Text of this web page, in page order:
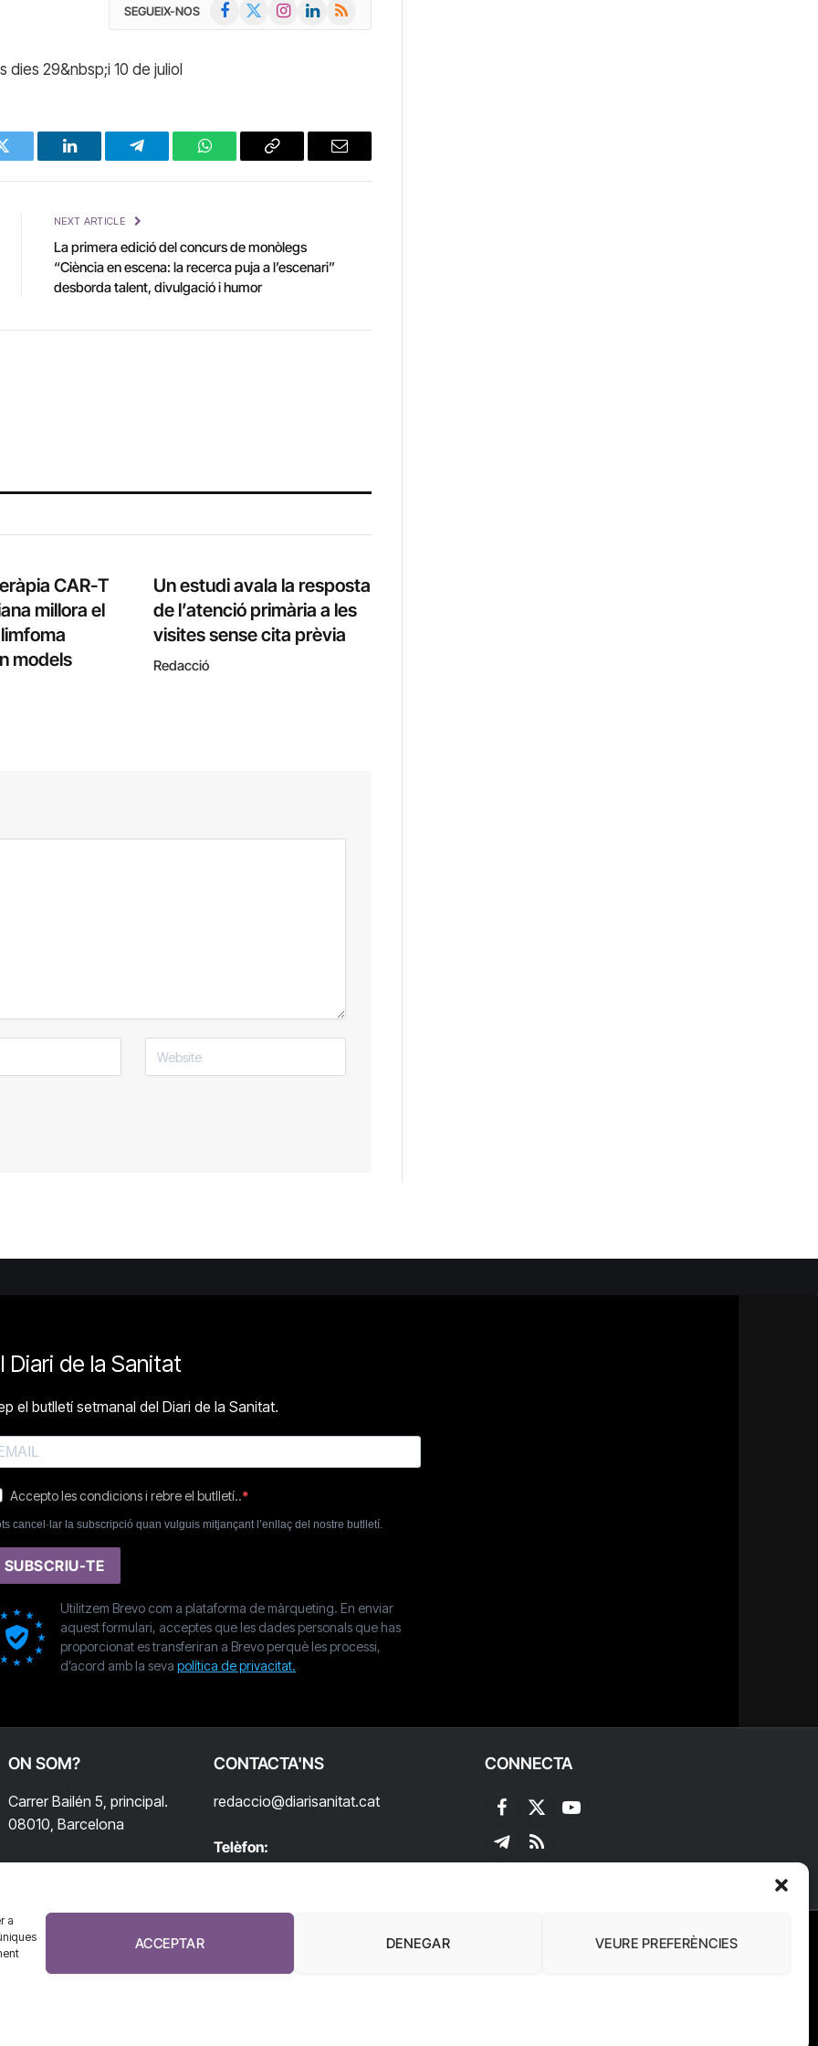
a
ACCEPTAR DENEGAR VEURE PREFERÈNCIES
SEGUEIX-NOS Facebook InstagramLinkedIn
RSS
29&nbsp;i 10 de juliol
Twitter LinkedIn Telegram WhatsAppCopy
Email
NEXT ARTICLE
La primera edició del concurs de monòlegs
“Ciència en escena: la recerca puja a l’escenari”
desborda talent, divulgació i humor
CAR-T
millora el
models
Un estudi avala la resposta
de l’atenció primària a les
visites sense cita prèvia
Redacció
Diari de la Sanitat
el butlletí setmanal del Diari de la Sanitat.
Accepto les condicions i rebre el butlletí..
cancel·lar la subscripció quan vulguis mitjançant l’enllaç del nostre butlletí.
SUBSCRIU-TE
Utilitzem Brevo com a plataforma de màrqueting. En enviar
aquest formulari, acceptes que les dades personals que has
proporcionat es transferiran a Brevo perquè les processi,
d’acord amb la seva política de privacitat.
ON SOM?
Carrer Bailén 5, principal.
08010, Barcelona
CONTACTA'NS
redaccio@diarisanitat.cat
Telèfon:
CONNECTA
Facebook
X
(Twitter)
YouTube
Telegram
RSS